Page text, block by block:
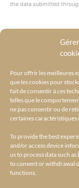
Pour offrir les meilleures
que les cookies pour
fait de consentir à ces
telles que le
ne pas consentir ou de
certaines caractéristiques
To provide the best
and/or access device
us to process data such
to consent or withdrawal
functions.
the data submitted